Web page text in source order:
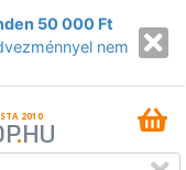
50 000 Ft
nem
2010
.HU